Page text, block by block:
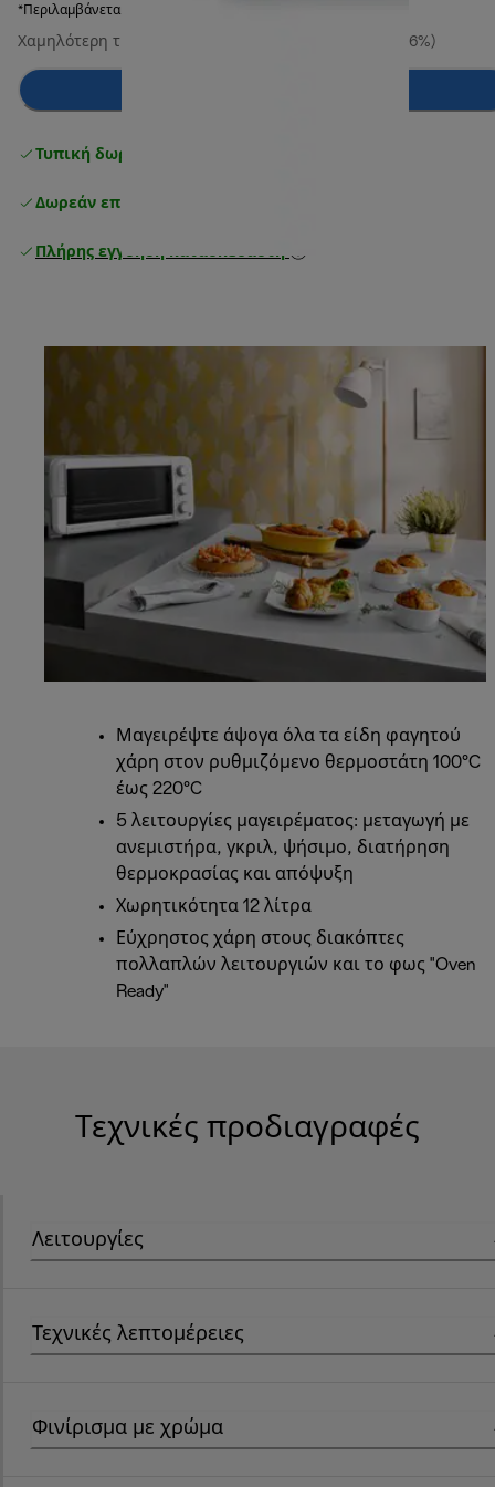
*Περιλαμβάνεται ΦΠΑ
Χαμηλότερη τιμή τις τελευταίες 30 ημέρες (-16%)
Τυπική δωρεάν παράδοση
Δωρεάν επιστροφές
Πλήρης εγγύηση κατασκευαστή
Μαγειρέψτε άψογα όλα τα είδη φαγητού
χάρη στον ρυθμιζόμενο θερμοστάτη 100°C
έως 220°C
5 λειτουργίες μαγειρέματος: μεταγωγή με
ανεμιστήρα, γκριλ, ψήσιμο, διατήρηση
θερμοκρασίας και απόψυξη
Χωρητικότητα 12 λίτρα
Εύχρηστος χάρη στους διακόπτες
πολλαπλών λειτουργιών και το φως "Oven
Ready"
Τεχνικές προδιαγραφές
Λειτουργίες
Τεχνικές λεπτομέρειες
Φινίρισμα με χρώμα